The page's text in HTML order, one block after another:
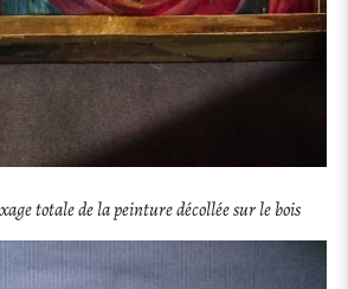
totale de la peinture décollée sur le bois